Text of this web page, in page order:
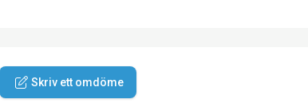
Skriv ett omdöme